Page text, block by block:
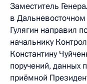
Заместитель
в
Гулягин направил
начальнику
Константину
поручений, данных
приёмной